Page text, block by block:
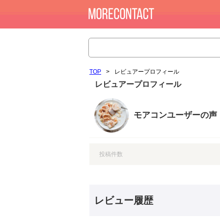
TOP > レビュアープロフィール
レビュアープロフィール
モアコンユーザーの声
投稿件数
レビュー履歴